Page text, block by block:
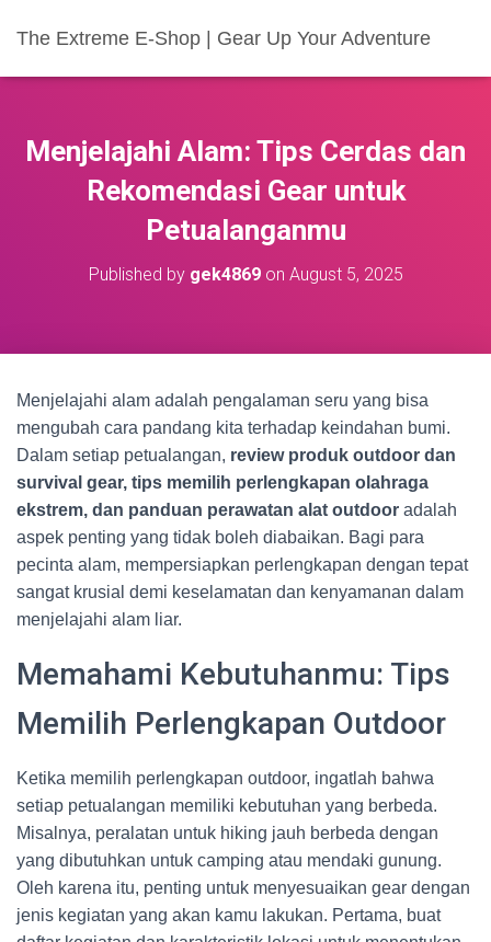
The Extreme E-Shop | Gear Up Your Adventure
Menjelajahi Alam: Tips Cerdas dan
Rekomendasi Gear untuk
Petualanganmu
Published by gek4869on August 5, 2025
Menjelajahi alam adalah pengalaman seru yang bisa
mengubah cara pandang kita terhadap keindahan bumi.
Dalam setiap petualangan, review produk outdoor dan
survival gear, tips memilih perlengkapan olahraga
ekstrem, dan panduan perawatan alat outdoor adalah
aspek penting yang tidak boleh diabaikan. Bagi para
pecinta alam, mempersiapkan perlengkapan dengan tepat
sangat krusial demi keselamatan dan kenyamanan dalam
menjelajahi alam liar.
Memahami Kebutuhanmu: Tips
Memilih Perlengkapan Outdoor
Ketika memilih perlengkapan outdoor, ingatlah bahwa
setiap petualangan memiliki kebutuhan yang berbeda.
Misalnya, peralatan untuk hiking jauh berbeda dengan
yang dibutuhkan untuk camping atau mendaki gunung.
Oleh karena itu, penting untuk menyesuaikan gear dengan
jenis kegiatan yang akan kamu lakukan. Pertama, buat